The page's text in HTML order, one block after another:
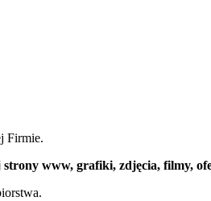
Firmie.
www, grafiki, zdjęcia, filmy,